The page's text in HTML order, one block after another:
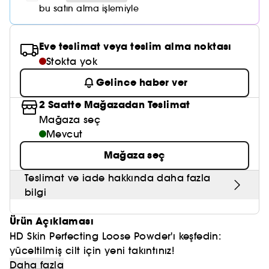
Maske
Cilt Bakım Setleri
Saç Bakım Setleri
Okyanus Esansı
Nemlendirici Bakım
Kızarıklık için Bakım
Sıkılaştırıcı ve Lifting Etkili Bakım
Cilt Tonu Eşitsizliği için Bakım
Gözenek Karşıtı
Karma ve Yağlı Saçlar
CHAMPO
LE MONDE GOURMAND
SUMMER FRIDAYS
ERBORIAN
OLAPLEX
KÉRASTASE
GISOU
KAYALI
ARMANI
SUPERGOOP!
GISOU
AMIKA
KAYALI
LE MONDE GOURMAND
bu satın alma işlemiyle
Eve teslimat veya teslim alma noktası
Stokta yok
Gelince haber ver
2 Saatte Mağazadan Teslimat
Mağaza seç
Mevcut
Mağaza seç
Teslimat ve iade hakkında daha fazla
bilgi
Ürün Açıklaması
HD Skin Perfecting Loose Powder'ı keşfedin:
yüceltilmiş cilt için yeni takıntınız!
Havadar ve ultra hafif bu yeni nesil formül cildi
Daha fazla